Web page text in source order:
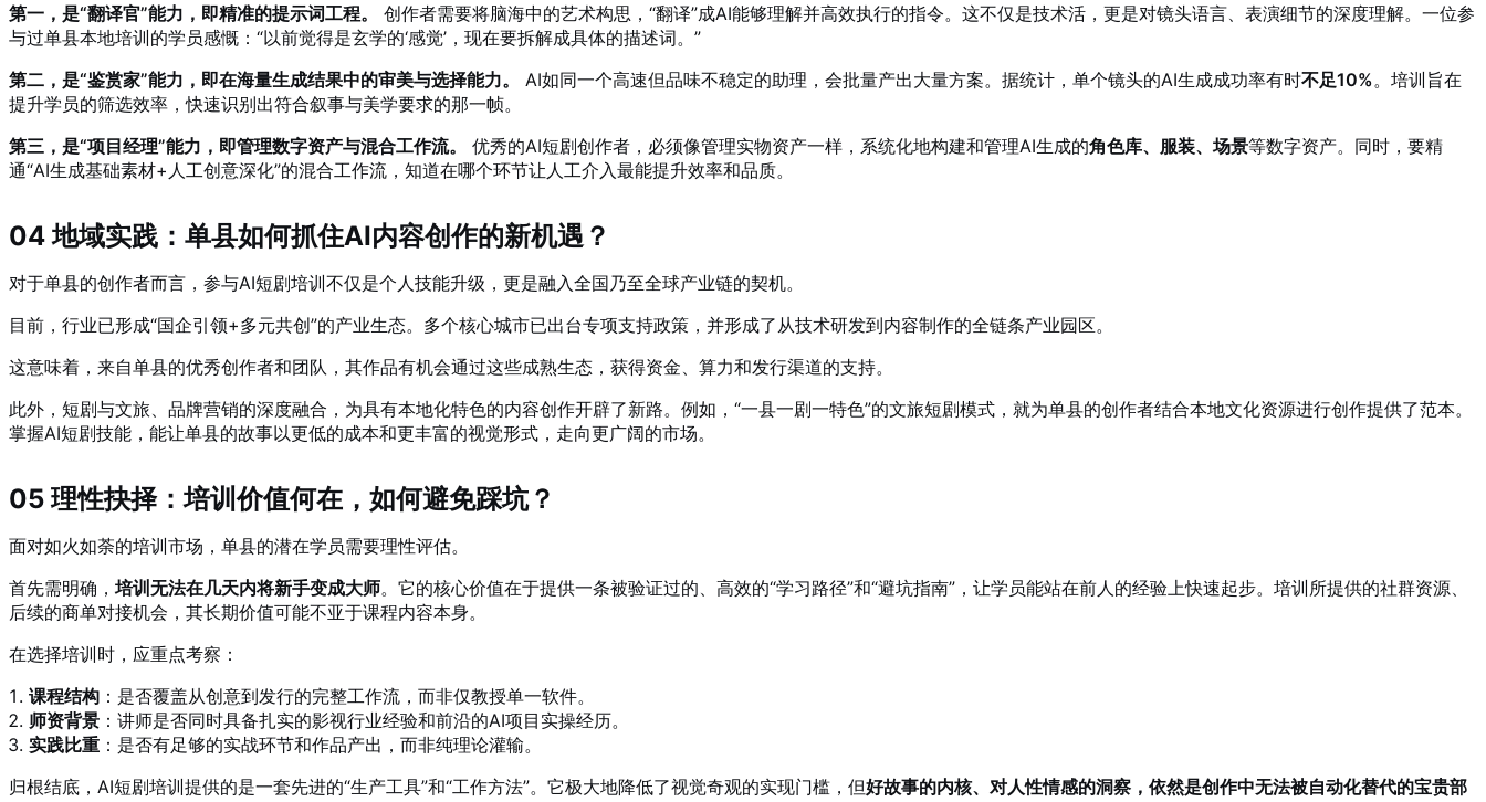
第一，是“翻译官”能力，即精准的提示词工程。
创作者需要将脑海中的艺术构思，“翻译”成AI能够理解并高效执行的指令。这不仅是技术活，更是对镜头语言、表演细节的深度理解。一位参
与过单县本地培训的学员感慨：“以前觉得是玄学的‘感觉’，现在要拆解成具体的描述词。”
第二，是“鉴赏家”能力，即在海量生成结果中的审美与选择能力。
AI如同一个高速但品味不稳定的助理，会批量产出大量方案。据统计，单个镜头的AI生成成功率有时不足10%。培训旨在
提升学员的筛选效率，快速识别出符合叙事与美学要求的那一帧。
第三，是“项目经理”能力，即管理数字资产与混合工作流。
优秀的AI短剧创作者，必须像管理实物资产一样，系统化地构建和管理AI生成的角色库、服装、场景等数字资产。同时，要精
通“AI生成基础素材+人工创意深化”的混合工作流，知道在哪个环节让人工介入最能提升效率和品质。
04 地域实践：单县如何抓住AI内容创作的新机遇？
对于单县的创作者而言，参与AI短剧培训不仅是个人技能升级，更是融入全国乃至全球产业链的契机。
目前，行业已形成“国企引领+多元共创”的产业生态。多个核心城市已出台专项支持政策，并形成了从技术研发到内容制作的全链条产业园区。
这意味着，来自单县的优秀创作者和团队，其作品有机会通过这些成熟生态，获得资金、算力和发行渠道的支持。
此外，短剧与文旅、品牌营销的深度融合，为具有本地化特色的内容创作开辟了新路。例如，“一县一剧一特色”的文旅短剧模式，就为单县的创作者结合本地文化资源进行创作提供了范本。
掌握AI短剧技能，能让单县的故事以更低的成本和更丰富的视觉形式，走向更广阔的市场。
05 理性抉择：培训价值何在，如何避免踩坑？
面对如火如荼的培训市场，单县的潜在学员需要理性评估。
首先需明确， 培训无法在几天内将新手变成大师。它的核心价值在于提供一条被验证过的、高效的“学习路径”和“避坑指南”，让学员能站在前人的经验上快速起步。培训所提供的社群资源、
后续的商单对接机会，其长期价值可能不亚于课程内容本身。
在选择培训时，应重点考察：
课程结构 ：是否覆盖从创意到发行的完整工作流，而非仅教授单一软件。
师资背景 ：讲师是否同时具备扎实的影视行业经验和前沿的AI项目实操经历。
实践比重 ：是否有足够的实战环节和作品产出，而非纯理论灌输。
归根结底，AI短剧培训提供的是一套先进的“生产工具”和“工作方法”。它极大地降低了视觉奇观的实现门槛，但好故事的内核、对人性情感的洞察，依然是创作中无法被自动化替代的宝贵部